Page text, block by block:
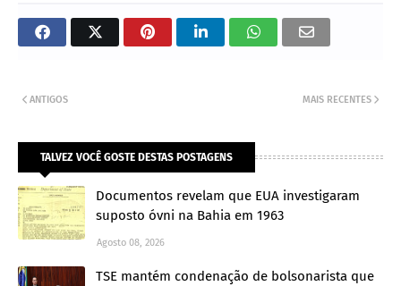
MAIS RECENTES
ANTIGOS
TALVEZ VOCÊ GOSTE DESTAS POSTAGENS
Documentos revelam que EUA investigaram
suposto óvni na Bahia em 1963
Agosto 08, 2026
TSE mantém condenação de bolsonarista que